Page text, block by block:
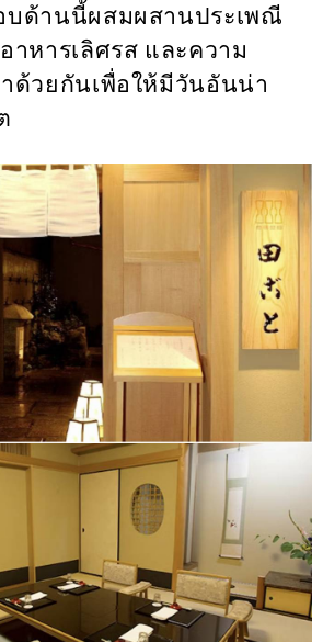
บด้านนี้ผสมผสานประเพณี
หารเลิศรส และความ
ด้วยกันเพื่อให้มีวันอันน่า